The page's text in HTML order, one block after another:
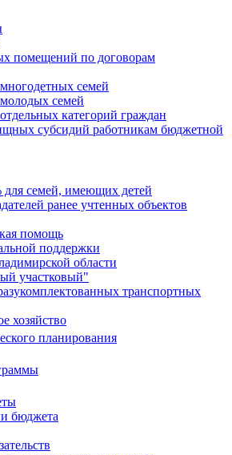
помещений по договорам
семей
семей
категорий граждан
субсидий работникам бюджетной
для семей, имеющих детей
ранее учтенных объектов
помощь
поддержки
области
участковый"
транспортных
хозяйство
планирования
бюджета